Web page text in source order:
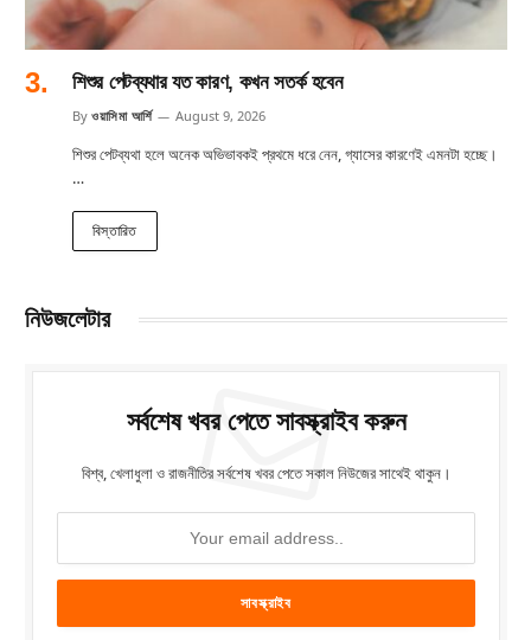
শিশুর পেটব্যথার যত কারণ, কখন সতর্ক হবেন
By ওয়াসিমা আর্শি August 9, 2026
শিশুর পেটব্যথা হলে অনেক অভিভাবকই প্রথমে ধরে নেন, গ্যাসের কারণেই এমনটা হচ্ছে।
…
বিস্তারিত
নিউজলেটার
সর্বশেষ খবর পেতে সাবস্ক্রাইব করুন
বিশ্ব, খেলাধুলা ও রাজনীতির সর্বশেষ খবর পেতে সকাল নিউজের সাথেই থাকুন।